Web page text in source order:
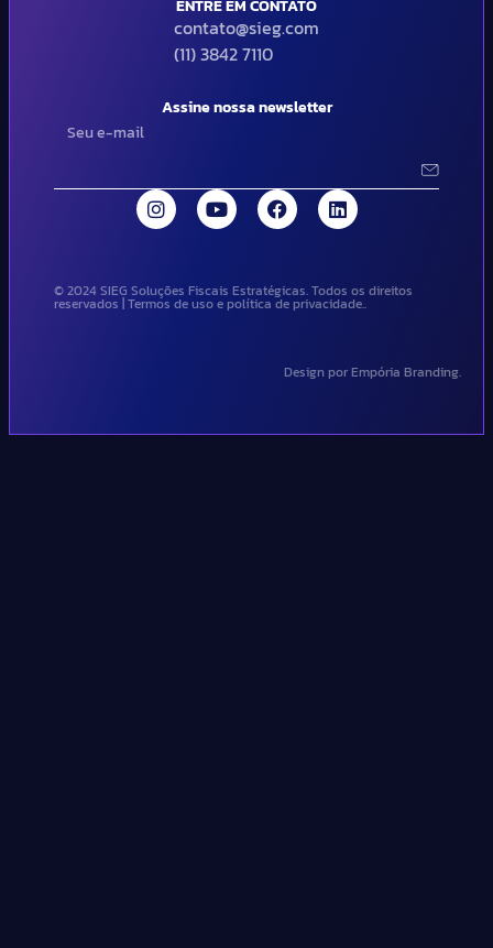
ENTRE EM CONTATO
contato@sieg.com
(11) 3842 7110
Assine nossa newsletter
© 2024 SIEG Soluções Fiscais Estratégicas. Todos os direitos
reservados | Termos de uso e política de privacidade..
Design por Empória Branding.